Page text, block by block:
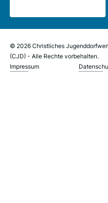
© 2026 Christliches
(CJD) - Alle Rechte vorbehalten.
Impressum